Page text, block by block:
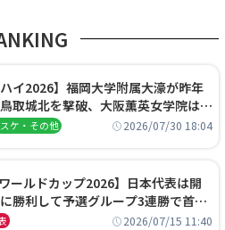
ハイ2026】福岡大学附属大濠が昨年
取城北を撃破、大阪薫英女学院は岐
、大会3日目試合結果
ケ・その他 2026/07/30 18:04
ワールドカップ2026】日本代表は開
勝利して予選グループ3連勝で首位
勝の相手はエジプトに決定2026/07/15 11:40